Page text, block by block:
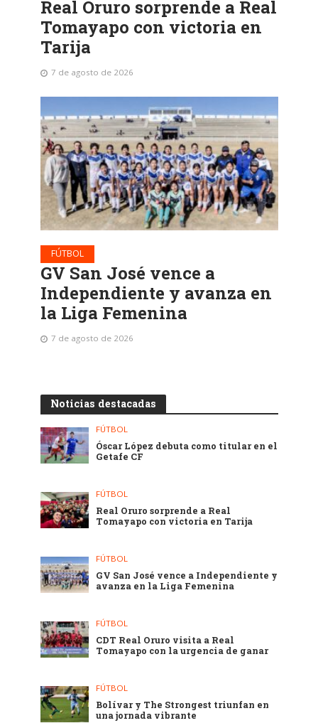
Real Oruro sorprende a Real
Tomayapo con victoria en
Tarija
7 de agosto de 2026
FÚTBOL
GV San José vence a
Independiente y avanza en
la Liga Femenina
7 de agosto de 2026
Noticias destacadas
FÚTBOL
Óscar López debuta como titular en el
Getafe CF
FÚTBOL
Real Oruro sorprende a Real
Tomayapo con victoria en Tarija
FÚTBOL
GV San José vence a Independiente y
avanza en la Liga Femenina
FÚTBOL
CDT Real Oruro visita a Real
Tomayapo con la urgencia de ganar
FÚTBOL
Bolívar y The Strongest triunfan en
una jornada vibrante